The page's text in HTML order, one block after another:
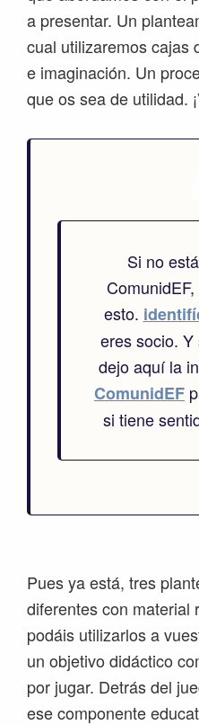
a presentar. Un
cual utilizaremos cajas
e imaginación. Un
que os sea de utilidad.
Si no
esto.
eres socio.
dejo aquí la
ComunidEF
si tiene
Pues ya está, tres
diferentes con material
podáis utilizarlos a
un objetivo didáctico
por jugar. Detrás del
ese componente